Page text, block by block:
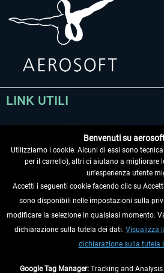
LINK UTILI
RECEDERE DAL CONTRATTO
INFORMAZIONI
Benvenuti su
Utilizziamo i cookie. Alcuni di essi sono
per il carrello), altri ci aiutano a migliorare
un'esperienza utente
Accetti i seguenti cookie facendo clic su
sono disponibili nelle impostazioni sulla
modificare la selezione in qualsiasi momento.
dichiarazione sulla tutela dei dati. Visualizza
dichiarazione sulla tutela
Google Tag Manager: Tracking and Analysis